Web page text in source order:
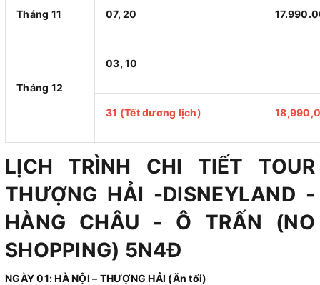
Tháng 11 07, 20
Tháng 12
03, 10
31 (Tết dương lịch)
LỊCH TRÌNH CHI TIẾT TOUR
THƯỢNG HẢI -DISNEYLAND -
HÀNG CHÂU - Ô TRẤN (NO
SHOPPING) 5N4Đ
NGÀY 01: HÀ NỘI – THƯỢNG HẢI (Ăn tối)